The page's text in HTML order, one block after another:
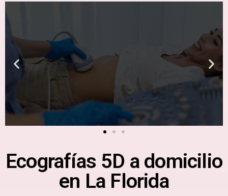
Ecografías 5D a domicilio
en La Florida